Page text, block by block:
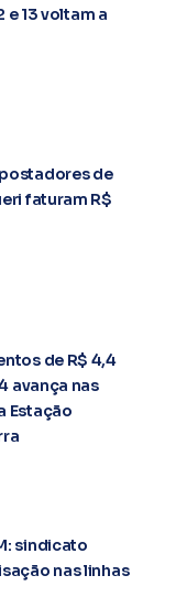
e 13 voltam a
de
faturam R$
de R$ 4,4
avança nas
Estação
sindicato
nas linhas